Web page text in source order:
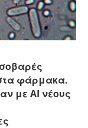
στα φάρμακα.
με AI νέους